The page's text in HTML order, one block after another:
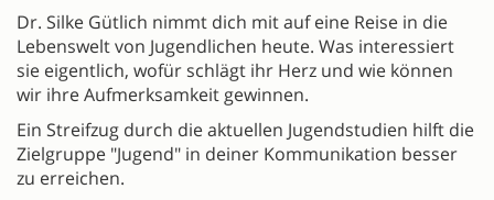
Dr. Silke Gütlich nimmt dich mit auf eine Reise in die
Lebenswelt von Jugendlichen heute. Was interessiert
sie eigentlich, wofür schlägt ihr Herz und wie können
wir ihre Aufmerksamkeit gewinnen.
Ein Streifzug durch die aktuellen Jugendstudien hilft die
Zielgruppe "Jugend" in deiner Kommunikation besser
zu erreichen.